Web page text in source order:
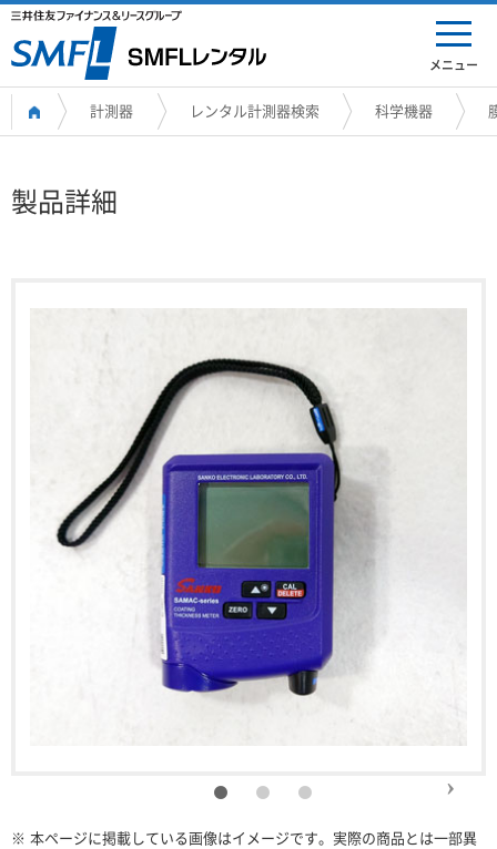
メニュー
計測器 レンタル計測器検索 科学機器
製品詳細
※ 本ページに掲載している画像はイメージです。実際の商品とは一部異